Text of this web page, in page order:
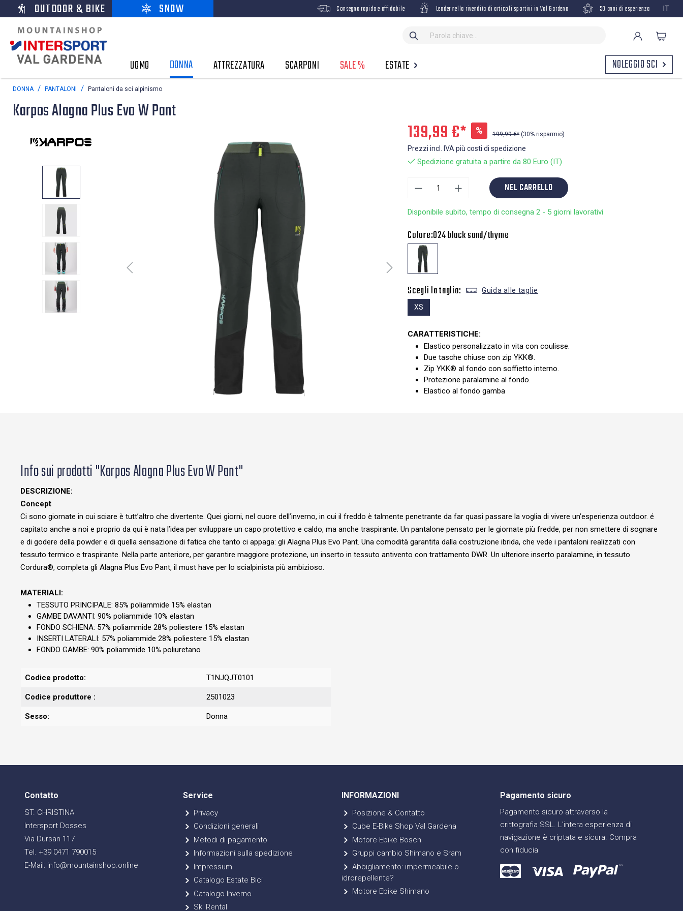
OUTDOOR & BIKE SNOW Consegna rapida e affidabile Leader nella rivendita di articoli sportivi in Val Gardena 50 anni di esperienza IT
UOMO DONNA ATTREZZATURA SCARPONI SALE % ESTATE NOLEGGIO SCI
DONNA PANTALONI Pantaloni da sci alpinismo
Karpos Alagna Plus Evo W Pant
139,99 €* % 199,99 €* (30% risparmio)
Prezzi incl. IVA più costi di spedizione
Spedizione gratuita a partire da 80 Euro (IT)
NEL CARRELLO
Disponibile subito, tempo di consegna 2 - 5 giorni lavorativi
Colore:024 black sand/thyme
Scegli la taglia: Guida alle taglie
XS
CARATTERISTICHE:
Elastico personalizzato in vita con coulisse.
Due tasche chiuse con zip YKK®.
Zip YKK® al fondo con soffietto interno.
Protezione paralamine al fondo.
Elastico al fondo gamba
Info sui prodotti "Karpos Alagna Plus Evo W Pant"
DESCRIZIONE:
Concept
Ci sono giornate in cui sciare è tutt’altro che divertente. Quei giorni, nel cuore dell’inverno, in cui il freddo è talmente penetrante da far quasi passare la voglia di vivere un’esperienza outdoor. é
capitato anche a noi e proprio da qui è nata l’idea per sviluppare un capo protettivo e caldo, ma anche traspirante. Un pantalone pensato per le giornate più fredde, per non smettere di sognare
e di godere della powder e di quella sensazione di fatica che tanto ci appaga: gli Alagna Plus Evo Pant. Una comodità garantita dalla costruzione ibrida, che vede i pantaloni realizzati con
tessuto termico e traspirante. Nella parte anteriore, per garantire maggiore protezione, un inserto in tessuto antivento con trattamento DWR. Un ulteriore inserto paralamine, in tessuto
Cordura®, completa gli Alagna Plus Evo Pant, il must have per lo scialpinista più ambizioso.
MATERIALI:
TESSUTO PRINCIPALE: 85% poliammide 15% elastan
GAMBE DAVANTI: 90% poliammide 10% elastan
FONDO SCHIENA: 57% poliammide 28% poliestere 15% elastan
INSERTI LATERALI: 57% poliammide 28% poliestere 15% elastan
FONDO GAMBE: 90% poliammide 10% poliuretano
Codice prodotto: T1NJQJT0101
Codice produttore : 2501023
Sesso: Donna
Contatto
ST. CHRISTINA
Intersport Dosses
Via Dursan 117
Tel. +39 0471 790015
E-Mail: info@mountainshop.online
Service
Privacy
Condizioni generali
Metodi di pagamento
Informazioni sulla spedizione
Impressum
Catalogo Estate Bici
Catalogo Inverno
Ski Rental
INFORMAZIONI
Posizione & Contatto
Cube E-Bike Shop Val Gardena
Motore Ebike Bosch
Gruppi cambio Shimano e Sram
Abbigliamento: impermeabile o
idrorepellente?
Motore Ebike Shimano
Pagamento sicuro
Pagamento sicuro attraverso la
crittografia SSL. L'intera esperienza di
navigazione è criptata e sicura. Compra
con fiducia